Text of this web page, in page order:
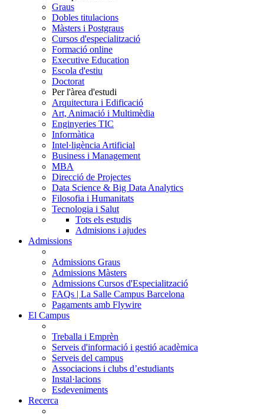
Graus
Dobles titulacions
Màsters i Postgraus
Cursos d'especialització
Formació online
Executive Education
Escola d'estiu
Doctorat
Per l'àrea d'estudi
Arquitectura i Edificació
Art, Animació i Multimèdia
Enginyeries TIC
Informàtica
Intel·ligència Artificial
Business i Management
MBA
Direcció de Projectes
Data Science & Big Data Analytics
Filosofia i Humanitats
Tecnologia i Salut
Tots els estudis
Admisions i ajudes
Admissions
Admissions Graus
Admissions Màsters
Admissions Cursos d'Especialització
FAQs | La Salle Campus Barcelona
Pagaments amb Flywire
El Campus
Treballa i Emprèn
Serveis d'informació i gestió acadèmica
Serveis del campus
Associacions i clubs d’estudiants
Instal·lacions
Esdeveniments
Recerca